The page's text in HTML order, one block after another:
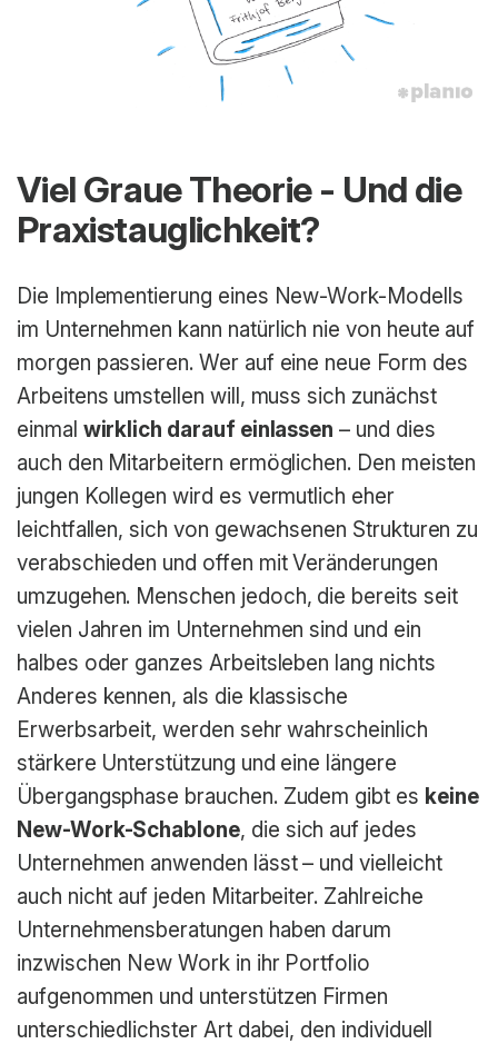
Viel Graue Theorie - Und die
Praxistauglichkeit?
Die Implementierung eines New-Work-Modells
im Unternehmen kann natürlich nie von heute auf
morgen passieren. Wer auf eine neue Form des
Arbeitens umstellen will, muss sich zunächst
einmal wirklich darauf einlassen – und dies
auch den Mitarbeitern ermöglichen. Den meisten
jungen Kollegen wird es vermutlich eher
leichtfallen, sich von gewachsenen Strukturen zu
verabschieden und offen mit Veränderungen
umzugehen. Menschen jedoch, die bereits seit
vielen Jahren im Unternehmen sind und ein
halbes oder ganzes Arbeitsleben lang nichts
Anderes kennen, als die klassische
Erwerbsarbeit, werden sehr wahrscheinlich
stärkere Unterstützung und eine längere
Übergangsphase brauchen. Zudem gibt es keine
New-Work-Schablone, die sich auf jedes
Unternehmen anwenden lässt – und vielleicht
auch nicht auf jeden Mitarbeiter. Zahlreiche
Unternehmensberatungen haben darum
inzwischen New Work in ihr Portfolio
aufgenommen und unterstützen Firmen
unterschiedlichster Art dabei, den individuell